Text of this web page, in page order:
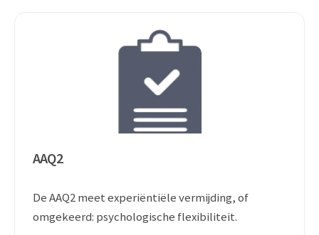
AAQ2
De AAQ2 meet experiëntiële vermijding, of
omgekeerd: psychologische flexibiliteit.